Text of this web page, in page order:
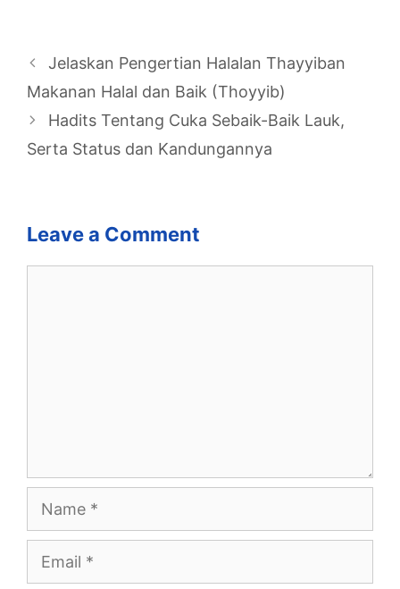
Jelaskan Pengertian Halalan Thayyiban
Makanan Halal dan Baik (Thoyyib)
Hadits Tentang Cuka Sebaik-Baik Lauk,
Serta Status dan Kandungannya
Leave a Comment